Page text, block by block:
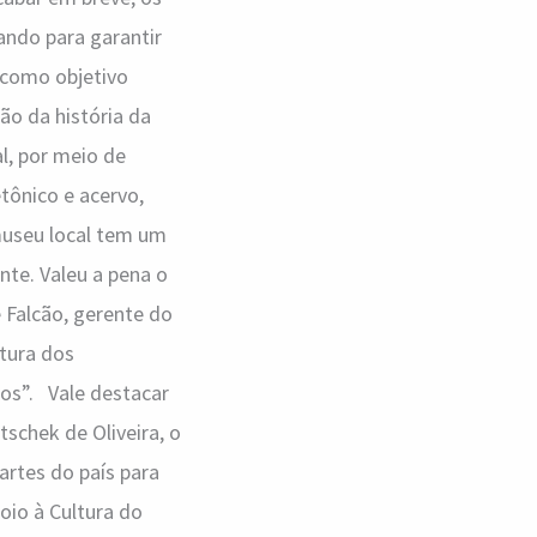
para garantir
objetivo
da história da
por meio de
e acervo,
local tem um
Valeu a pena o
gerente do
dos
Vale destacar
de Oliveira, o
do país para
à Cultura do